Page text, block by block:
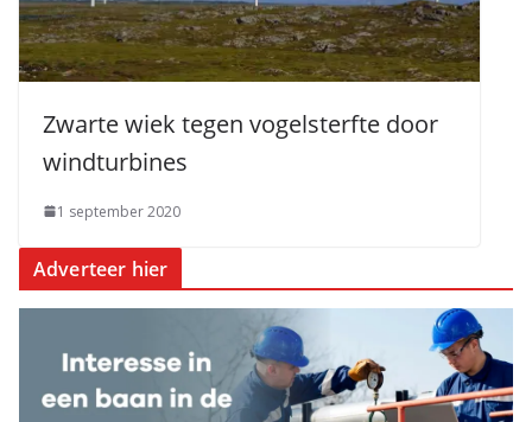
Zwarte wiek tegen vogelsterfte door
windturbines
1 september 2020
Adverteer hier